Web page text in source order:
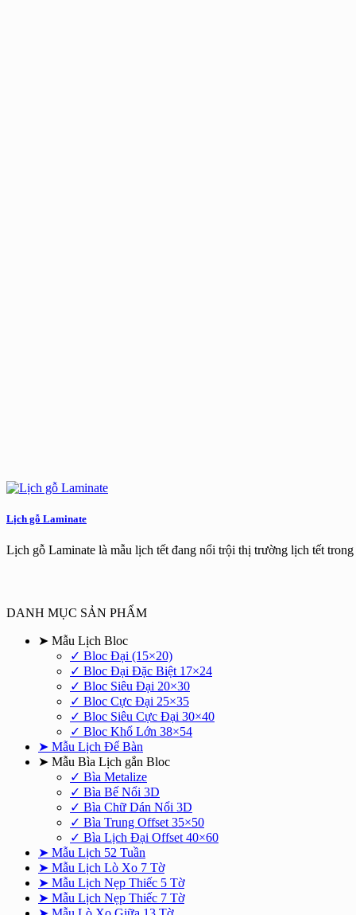
Lịch gỗ Laminate
Lịch gỗ Laminate là mẫu lịch tết đang nổi trội thị trường lịch tết trong
DANH MỤC SẢN PHẨM
➤ Mẫu Lịch Bloc
✓ Bloc Đại (15×20)
✓ Bloc Đại Đặc Biệt 17×24
✓ Bloc Siêu Đại 20×30
✓ Bloc Cực Đại 25×35
✓ Bloc Siêu Cực Đại 30×40
✓ Bloc Khổ Lớn 38×54
➤ Mẫu Lịch Để Bàn
➤ Mẫu Bìa Lịch gắn Bloc
✓ Bìa Metalize
✓ Bìa Bế Nổi 3D
✓ Bìa Chữ Dán Nổi 3D
✓ Bìa Trung Offset 35×50
✓ Bìa Lịch Đại Offset 40×60
➤ Mẫu Lịch 52 Tuần
➤ Mẫu Lịch Lò Xo 7 Tờ
➤ Mẫu Lịch Nẹp Thiếc 5 Tờ
➤ Mẫu Lịch Nẹp Thiếc 7 Tờ